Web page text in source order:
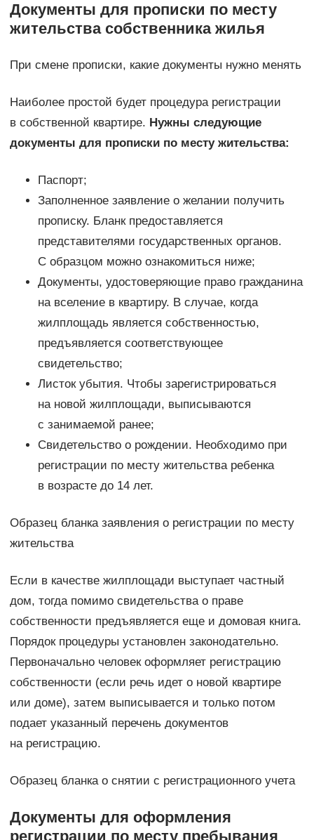
Документы для прописки по месту
жительства собственника жилья
При смене прописки, какие документы нужно менять
Наиболее простой будет процедура регистрации
в собственной квартире. Нужны следующие
документы для прописки по месту жительства:
Паспорт;
Заполненное заявление о желании получить
прописку. Бланк предоставляется
представителями государственных органов.
С образцом можно ознакомиться ниже;
Документы, удостоверяющие право гражданина
на вселение в квартиру. В случае, когда
жилплощадь является собственностью,
предъявляется соответствующее
свидетельство;
Листок убытия. Чтобы зарегистрироваться
на новой жилплощади, выписываются
с занимаемой ранее;
Свидетельство о рождении. Необходимо при
регистрации по месту жительства ребенка
в возрасте до 14 лет.
Образец бланка заявления о регистрации по месту
жительства
Если в качестве жилплощади выступает частный
дом, тогда помимо свидетельства о праве
собственности предъявляется еще и домовая книга.
Порядок процедуры установлен законодательно.
Первоначально человек оформляет регистрацию
собственности (если речь идет о новой квартире
или доме), затем выписывается и только потом
подает указанный перечень документов
на регистрацию.
Образец бланка о снятии с регистрационного учета
Документы для оформления
регистрации по месту пребывания